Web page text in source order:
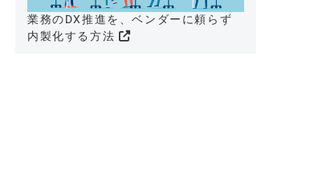
業務のDX推進を、ベンダーに頼らず
内製化する方法